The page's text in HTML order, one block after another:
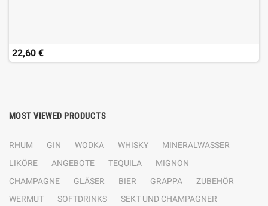
22,60 €
MOST VIEWED PRODUCTS
RHUM GIN WODKA WHISKY
MINERALWASSER
LIKÖRE
ANGEBOTE TEQUILA
MIGNON
CHAMPAGNE
GLÄSER BIER GRAPPA
ZUBEHÖR
WERMUT
SOFTDRINKS
SEKT UND CHAMPAGNER